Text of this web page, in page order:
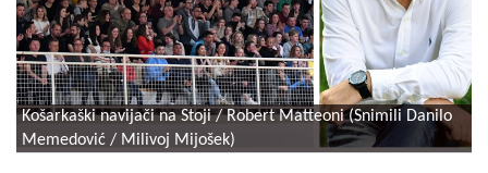
Košarkaški navijači na Stoji / Robert Matteoni (Snimili Danilo
Memedović / Milivoj Mijošek)